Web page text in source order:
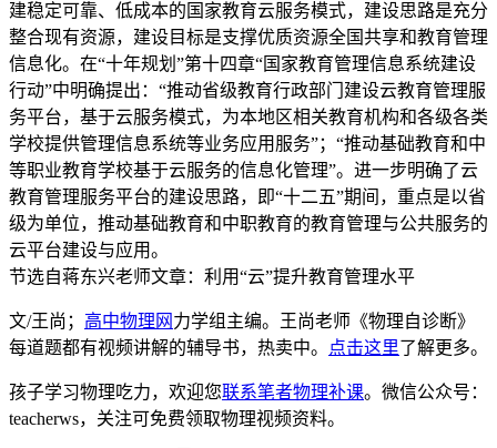
建稳定可靠、低成本的国家教育云服务模式，建设思路是充分
整合现有资源，建设目标是支撑优质资源全国共享和教育管理
信息化。在“十年规划”第十四章“国家教育管理信息系统建设
行动”中明确提出：“推动省级教育行政部门建设云教育管理服
务平台，基于云服务模式，为本地区相关教育机构和各级各类
学校提供管理信息系统等业务应用服务”；“推动基础教育和中
等职业教育学校基于云服务的信息化管理”。进一步明确了云
教育管理服务平台的建设思路，即“十二五”期间，重点是以省
级为单位，推动基础教育和中职教育的教育管理与公共服务的
云平台建设与应用。
节选自蒋东兴老师文章：利用“云”提升教育管理水平
文/王尚； 高中物理网 力学组主编。王尚老师《物理自诊断》
每道题都有视频讲解的辅导书，热卖中。
点击这里了解更多。
孩子学习物理吃力，欢迎您联系笔者物理补课。微信公众号：
teacherws，关注可免费领取物理视频资料。